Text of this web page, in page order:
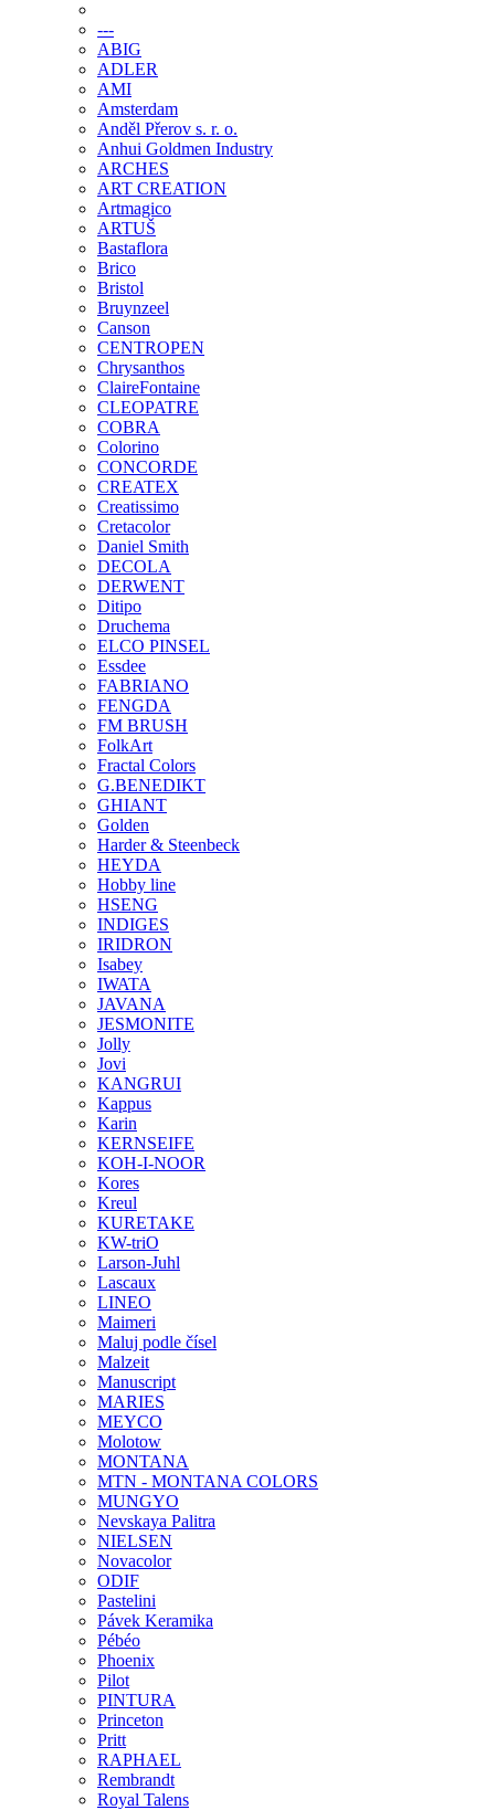
---
ABIG
ADLER
AMI
Amsterdam
Anděl Přerov s. r. o.
Anhui Goldmen Industry
ARCHES
ART CREATION
Artmagico
ARTUŠ
Bastaflora
Brico
Bristol
Bruynzeel
Canson
CENTROPEN
Chrysanthos
ClaireFontaine
CLEOPATRE
COBRA
Colorino
CONCORDE
CREATEX
Creatissimo
Cretacolor
Daniel Smith
DECOLA
DERWENT
Ditipo
Druchema
ELCO PINSEL
Essdee
FABRIANO
FENGDA
FM BRUSH
FolkArt
Fractal Colors
G.BENEDIKT
GHIANT
Golden
Harder & Steenbeck
HEYDA
Hobby line
HSENG
INDIGES
IRIDRON
Isabey
IWATA
JAVANA
JESMONITE
Jolly
Jovi
KANGRUI
Kappus
Karin
KERNSEIFE
KOH-I-NOOR
Kores
Kreul
KURETAKE
KW-triO
Larson-Juhl
Lascaux
LINEO
Maimeri
Maluj podle čísel
Malzeit
Manuscript
MARIES
MEYCO
Molotow
MONTANA
MTN - MONTANA COLORS
MUNGYO
Nevskaya Palitra
NIELSEN
Novacolor
ODIF
Pastelini
Pávek Keramika
Pébéo
Phoenix
Pilot
PINTURA
Princeton
Pritt
RAPHAEL
Rembrandt
Royal Talens